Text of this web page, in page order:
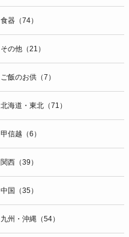
食器（74）
その他（21）
ご飯のお供（7）
北海道・東北（71）
甲信越（6）
関西（39）
中国（35）
九州・沖縄（54）